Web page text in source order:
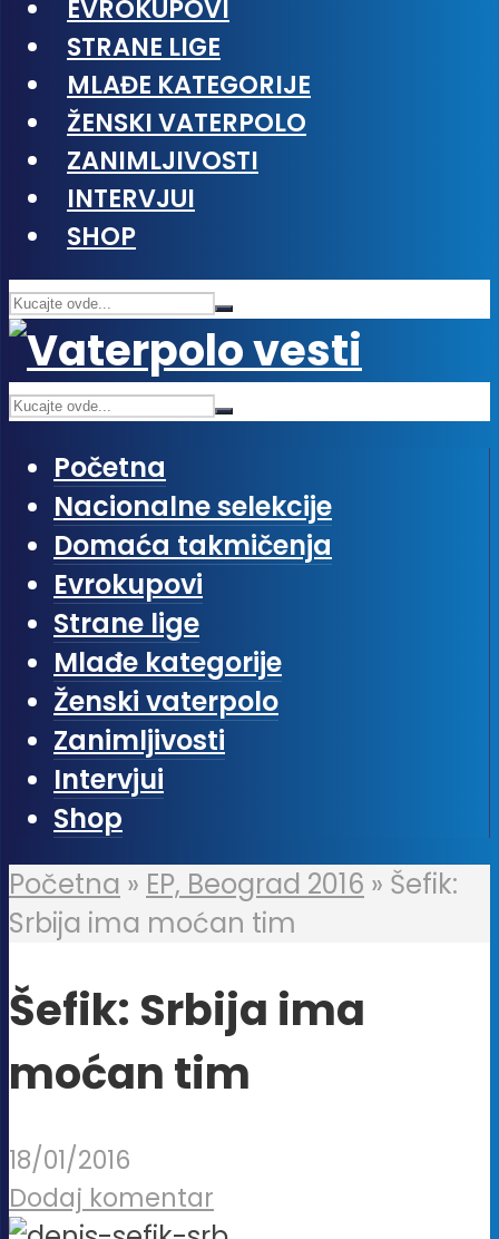
EVROKUPOVI
STRANE LIGE
MLAĐE KATEGORIJE
ŽENSKI VATERPOLO
ZANIMLJIVOSTI
INTERVJUI
SHOP
Početna
Nacionalne selekcije
Domaća takmičenja
Evrokupovi
Strane lige
Mlađe kategorije
Ženski vaterpolo
Zanimljivosti
Intervjui
Shop
Početna » EP, Beograd 2016 » Šefik:
Srbija ima moćan tim
Šefik: Srbija ima
moćan tim
18/01/2016
Dodaj komentar